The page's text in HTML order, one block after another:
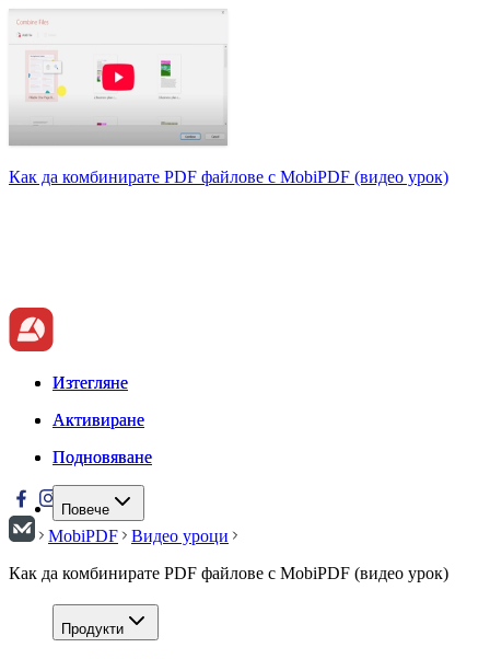
Как да комбинирате PDF файлове с MobiPDF (видео урок)
Изтегляне
Активиране
Подновяване
Повече
Изтегляне
Активиране
Подновяване
MobiPDF
Видео уроци
Как да комбинирате PDF файлове с MobiPDF (видео урок)
Продукти